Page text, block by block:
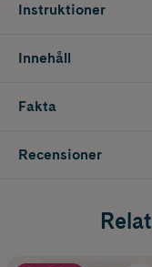
Instruktioner
Innehåll
Fakta
Recensioner